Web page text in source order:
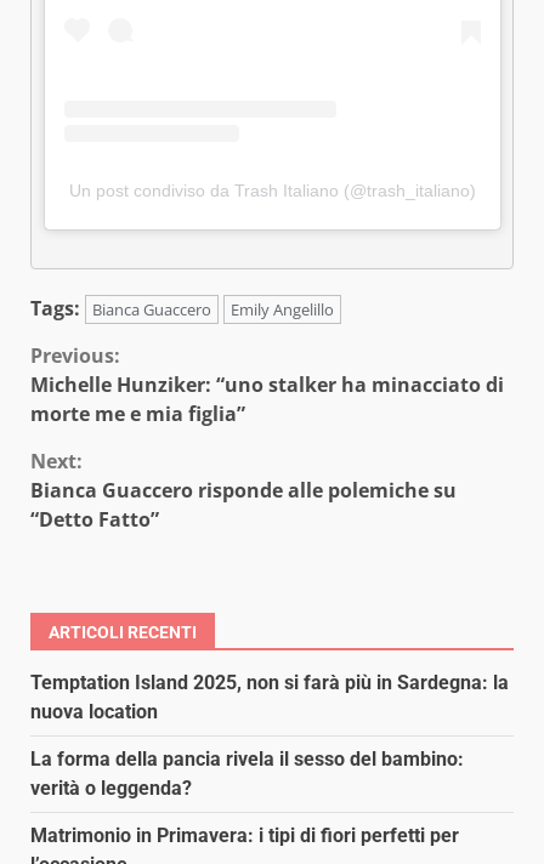
Un post condiviso da Trash Italiano (@trash_italiano)
Tags: Bianca Guaccero Emily Angelillo
Continue
Reading
Previous:
Michelle Hunziker: “uno stalker ha minacciato di
morte me e mia figlia”
Next:
Bianca Guaccero risponde alle polemiche su
“Detto Fatto”
ARTICOLI RECENTI
Temptation Island 2025, non si farà più in Sardegna: la
nuova location
La forma della pancia rivela il sesso del bambino:
verità o leggenda?
Matrimonio in Primavera: i tipi di fiori perfetti per